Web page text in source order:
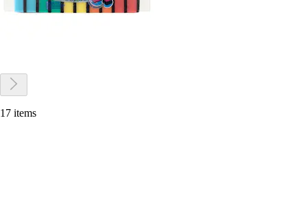
17 items